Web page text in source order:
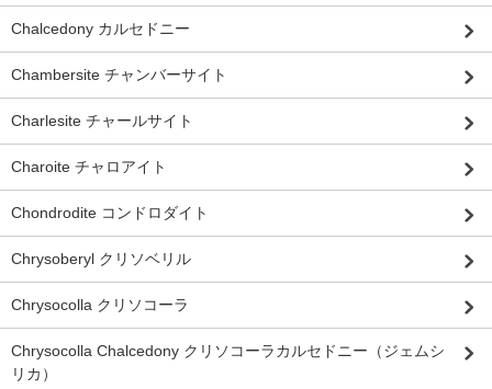
Chalcedony カルセドニー
Chambersite チャンバーサイト
Charlesite チャールサイト
Charoite チャロアイト
Chondrodite コンドロダイト
Chrysoberyl クリソベリル
Chrysocolla クリソコーラ
Chrysocolla Chalcedony クリソコーラカルセドニー（ジェムシ
リカ）